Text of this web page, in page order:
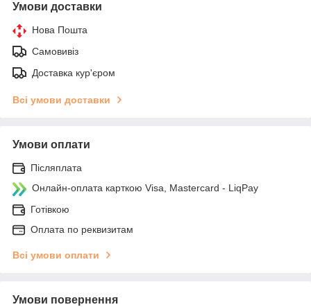
Умови доставки
Нова Пошта
Самовивіз
Доставка кур'єром
Всі умови доставки
Умови оплати
Післяплата
Онлайн-оплата карткою Visa, Mastercard - LiqPay
Готівкою
Оплата по реквизитам
Всі умови оплати
Умови повернення